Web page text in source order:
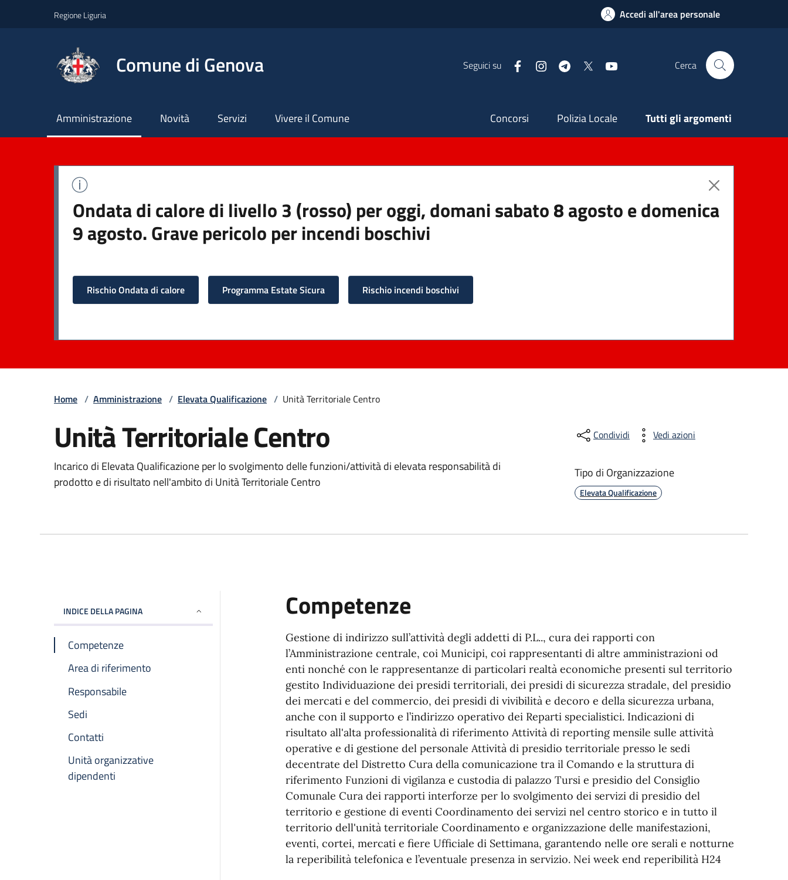
Regione Liguria Accedi all'area personale
Comune di Genova Seguici su FacebookInstagramTelegram Cerca
Principale
Amministrazione Novità Servizi Vivere il Comune Secondaria
Concorsi Polizia Locale Tutti gli argomenti
Ondata di calore di livello 3 (rosso) per oggi, domani sabato 8 agosto e domenica
9 agosto. Grave pericolo per incendi boschivi
Rischio Ondata di calore Programma Estate Sicura Rischio incendi boschivi
Home / Amministrazione / Elevata Qualificazione / Unità Territoriale Centro
Unità Territoriale Centro
Incarico di Elevata Qualificazione per lo svolgimento delle funzioni/attività di elevata responsabilità di
prodotto e di risultato nell'ambito di Unità Territoriale Centro
Condividi Vedi azioni
Tipo di Organizzazione
Elevata Qualificazione
INDICE DELLA PAGINA
Competenze
Area di riferimento
Responsabile
Sedi
Contatti
Unità organizzative
dipendenti
Competenze
Gestione di indirizzo sull’attività degli addetti di P.L.., cura dei rapporti con
l’Amministrazione centrale, coi Municipi, coi rappresentanti di altre amministrazioni od
enti nonché con le rappresentanze di particolari realtà economiche presenti sul territorio
gestito Individuazione dei presidi territoriali, dei presidi di sicurezza stradale, del presidio
dei mercati e del commercio, dei presidi di vivibilità e decoro e della sicurezza urbana,
anche con il supporto e l’indirizzo operativo dei Reparti specialistici. Indicazioni di
risultato all'alta professionalità di riferimento Attività di reporting mensile sulle attività
operative e di gestione del personale Attività di presidio territoriale presso le sedi
decentrate del Distretto Cura della comunicazione tra il Comando e la struttura di
riferimento Funzioni di vigilanza e custodia di palazzo Tursi e presidio del Consiglio
Comunale Cura dei rapporti interforze per lo svolgimento dei servizi di presidio del
territorio e gestione di eventi Coordinamento dei servizi nel centro storico e in tutto il
territorio dell'unità territoriale Coordinamento e organizzazione delle manifestazioni,
eventi, cortei, mercati e fiere Ufficiale di Settimana, garantendo nelle ore serali e notturne
la reperibilità telefonica e l’eventuale presenza in servizio. Nei week end reperibilità H24